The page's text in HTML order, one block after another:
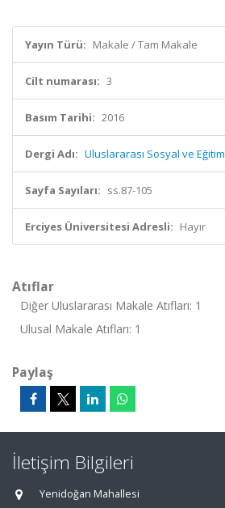
Yayın Türü: Makale / Tam Makale
Cilt numarası: 3
Basım Tarihi: 2016
Dergi Adı: Uluslararası Sosyal ve
Sayfa Sayıları: ss.87-105
Erciyes Üniversitesi Adresli: Hayır
Atıflar
Diğer Uluslararası Makale Atıfları: 1
Ulusal Makale Atıfları: 1
Paylaş
İletişim Bilgileri
Yenidoğan Mahallesi